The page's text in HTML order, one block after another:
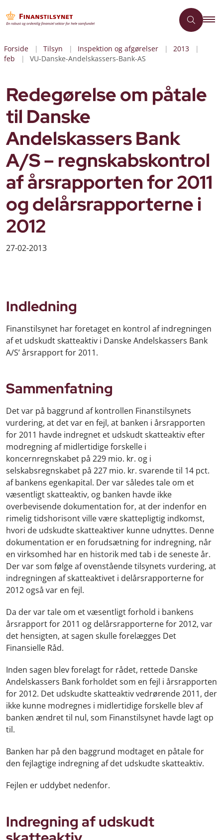
Forside Tilsyn Inspektion og afgørelser
2013
feb
VU-Danske-Andelskassers-Bank-AS
Redegørelse om påtale
til Danske
Andelskassers Bank
A/S – regnskabskontrol
af årsrapporten for 2011
og delårsrapporterne i
2012
27-02-2013
Indledning
Finanstilsynet har foretaget en kontrol af indregningen
af et udskudt skatteaktiv i Danske Andelskassers Bank
A/S’ årsrapport for 2011.
Sammenfatning
Det var på baggrund af kontrollen Finanstilsynets
vurdering, at det var en fejl, at banken i årsrapporten
for 2011 havde indregnet et udskudt skatteaktiv efter
modregning af midlertidige forskelle i
koncernregnskabet på 229 mio. kr. og i
selskabsregnskabet på 227 mio. kr. svarende til 14 pct.
af bankens egenkapital. Der var således tale om et
væsentligt skatteaktiv, og banken havde ikke
overbevisende dokumentation for, at der indenfor en
rimelig tidshorisont ville være skattepligtig indkomst,
hvori de udskudte skatteaktiver kunne udnyttes. Denne
dokumentation er en forudsætning for indregning, når
en virksomhed har en historik med tab i de seneste år.
Der var som følge af ovenstående tilsynets vurdering, at
indregningen af skatteaktivet i delårsrapporterne for
2012 også var en fejl.
Da der var tale om et væsentligt forhold i bankens
årsrapport for 2011 og delårsrapporterne for 2012, var
det hensigten, at sagen skulle forelægges Det
Finansielle Råd.
Inden sagen blev forelagt for rådet, rettede Danske
Andelskassers Bank forholdet som en fejl i årsrapporten
for 2012. Det udskudte skatteaktiv vedrørende 2011, der
ikke kunne modregnes i midlertidige forskelle blev af
banken ændret til nul, som Finanstilsynet havde lagt op
til.
Banken har på den baggrund modtaget en påtale for
den fejlagtige indregning af det udskudte skatteaktiv.
Fejlen er uddybet nedenfor.
Indregning af udskudt